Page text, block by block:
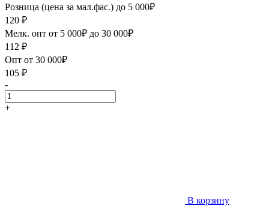
Розница (цена за мал.фас.) до 5 000₽
120 ₽
Мелк. опт от 5 000₽ до 30 000₽
112 ₽
Опт от 30 000₽
105 ₽
-
+
В корзину